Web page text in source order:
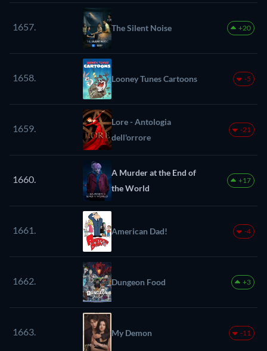
1657. The Silent Noise +20
1658. Looney Tunes Cartoons -5
1659.
Lore - Antologia
dell'orrore
-21
1660.
A Murder at the End of
the World
+17
1661. American Dad! -4
1662. Dungeon Food +3
1663. My Demon -11